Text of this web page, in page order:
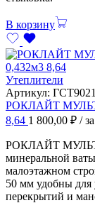
В корзину
Утеплители
Артикул:
РОКЛАЙТ
8,64 1 800,00 ₽ /
РОКЛАЙТ
минеральной
малоэтажном
50 мм удобны для
перекрытий и